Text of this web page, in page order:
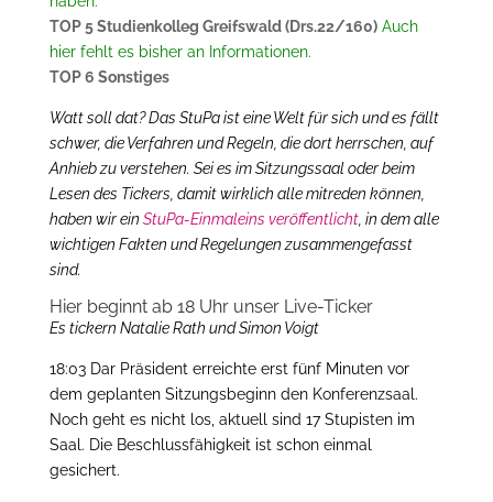
TOP 5 Studienkolleg Greifswald (Drs.22/160) Auch
hier fehlt es bisher an Informationen.
TOP 6 Sonstiges
Watt soll dat? Das StuPa ist eine Welt für sich und es fällt
schwer, die Verfahren und Regeln, die dort herrschen, auf
Anhieb zu verstehen. Sei es im Sitzungssaal oder beim
Lesen des Tickers, damit wirklich alle mitreden können,
haben wir ein StuPa-Einmaleins veröffentlicht, in dem alle
wichtigen Fakten und Regelungen zusammengefasst
sind.
Hier beginnt ab 18 Uhr unser Live-Ticker
Es tickern Natalie Rath und Simon Voigt
18:03 Dar Präsident erreichte erst fünf Minuten vor
dem geplanten Sitzungsbeginn den Konferenzsaal.
Noch geht es nicht los, aktuell sind 17 Stupisten im
Saal. Die Beschlussfähigkeit ist schon einmal
gesichert.